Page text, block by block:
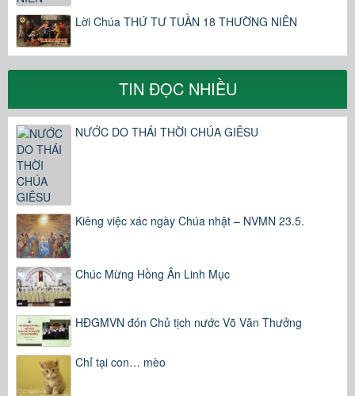
Lời Chúa THỨ TƯ TUẦN 18 THƯỜNG NIÊN
TIN ĐỌC NHIỀU
NƯỚC DO THÁI THỜI CHÚA GIÊSU
Kiêng việc xác ngày Chúa nhật – NVMN 23.5.
Chúc Mừng Hồng Ân Linh Mục
HĐGMVN đón Chủ tịch nước Võ Văn Thưởng
Chỉ tại con… mèo